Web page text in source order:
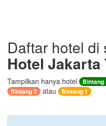
Daftar hotel di
Hotel Jakarta
Tampilkan hanya hotel Bintang
Bintang 2
atau Bintang 1